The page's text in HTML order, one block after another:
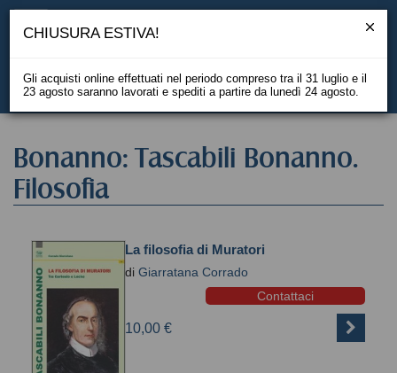
EN
Bonanno: Tascabili Bonanno.
Filosofia
La filosofia di Muratori
di Giarratana Corrado
Contattaci
10,00 €
CHIUSURA ESTIVA!
Gli acquisti online effettuati nel periodo compreso tra il 31 luglio e il
23 agosto saranno lavorati e spediti a partire da lunedì 24 agosto.